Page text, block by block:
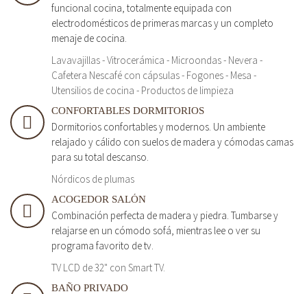
funcional cocina, totalmente equipada con
electrodomésticos de primeras marcas y un completo
menaje de cocina.
Lavavajillas - Vitrocerámica - Microondas - Nevera -
Cafetera Nescafé con cápsulas - Fogones - Mesa -
Utensilios de cocina - Productos de limpieza
CONFORTABLES DORMITORIOS
Dormitorios confortables y modernos. Un ambiente
relajado y cálido con suelos de madera y cómodas camas
para su total descanso.
Nórdicos de plumas
ACOGEDOR SALÓN
Combinación perfecta de madera y piedra. Tumbarse y
relajarse en un cómodo sofá, mientras lee o ver su
programa favorito de tv.
TV LCD de 32" con Smart TV.
BAÑO PRIVADO